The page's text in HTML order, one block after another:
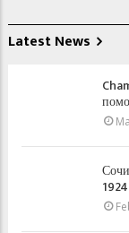
Latest News
1924